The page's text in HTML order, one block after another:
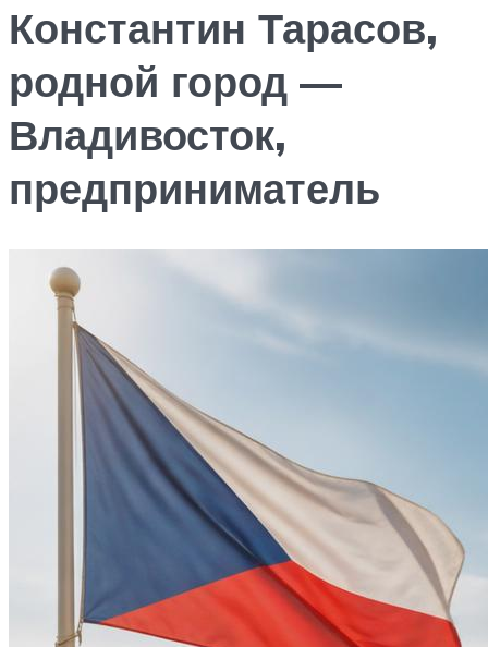
Константин Тарасов,
родной город —
Владивосток,
предприниматель